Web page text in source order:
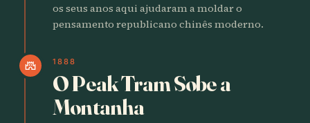
os seus anos aqui ajudaram a moldar o
pensamento republicano chinês moderno.
castle 1888
O Peak Tram Sobe a
Montanha